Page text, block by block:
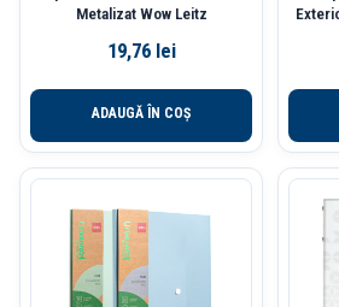
Metalizat Wow Leitz
19,76 lei
ADAUGĂ ÎN COȘ